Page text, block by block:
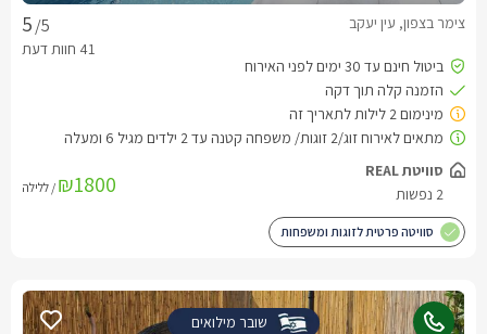
/5 צימר בצפון, עין יעקב
₪1800 / ללילה
סוויטה פרטית לזוגות ומשפחות
שובר מילואים